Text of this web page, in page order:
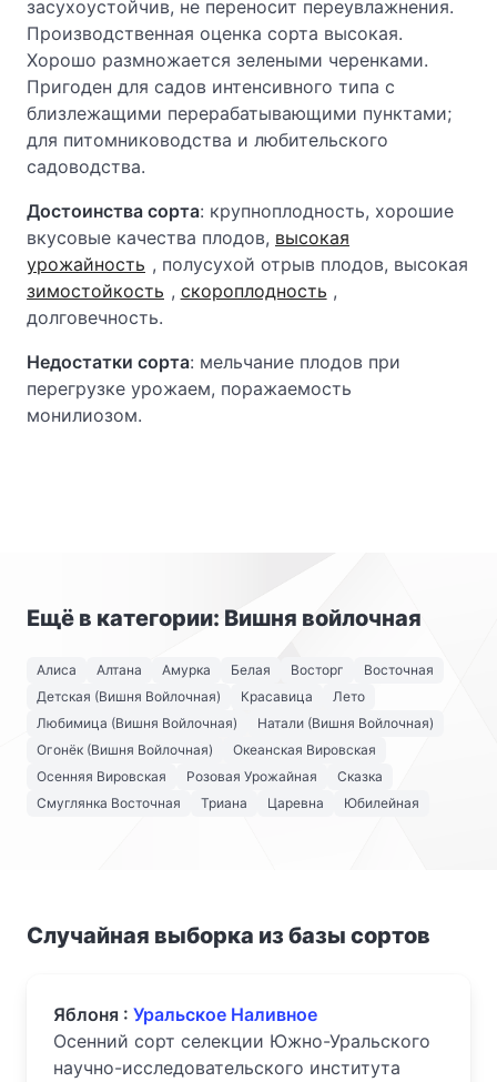
засухоустойчив, не переносит переувлажнения.
Производственная оценка сорта высокая.
Хорошо размножается зелеными черенками.
Пригоден для садов интенсивного типа с
близлежащими перерабатывающими пунктами;
для питомниководства и любительского
садоводства.
Достоинства сорта: крупноплодность, хорошие
вкусовые качества плодов, высокая
урожайность , полусухой отрыв плодов, высокая
зимостойкость , скороплодность ,
долговечность.
Недостатки сорта: мельчание плодов при
перегрузке урожаем, поражаемость
монилиозом.
Ещё в категории: Вишня войлочная
Алиса Алтана Амурка Белая Восторг
Восточная
Детская (Вишня Войлочная)
Красавица
Лето
Любимица (Вишня Войлочная)
Натали (Вишня Войлочная)
Огонёк (Вишня Войлочная)
Океанская Вировская
Осенняя Вировская
Розовая Урожайная
Сказка
Смуглянка Восточная
Триана Царевна Юбилейная
Случайная выборка из базы сортов
Яблоня : Уральское Наливное
Осенний сорт селекции Южно-Уральского
научно-исследовательского института